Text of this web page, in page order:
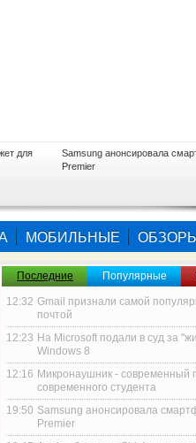
для
Samsung анонсировала
Premier
МОБИЛЬНЫЕ ОБЗОРЫ
Последние Популярные
12:32 Gmail признали самой
почтой
12:23 На Microsoft подали в суд за
Windows 8
12:16 Микронаушник - современный
современного студента
19:50 Samsung анонсировала
Premier